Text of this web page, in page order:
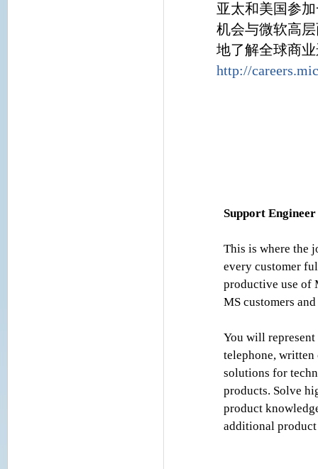
亚太和美国参
机会与微软高
地了解全球商
http://
Support Engineer
This is where the
every customer
productive use of
MS customers
You will
telephone,
solutions for
products. Solve
product
additional